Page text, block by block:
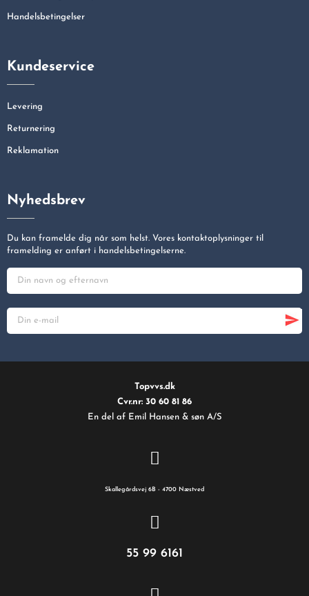
Handelsbetingelser
Kundeservice
Levering
Returnering
Reklamation
Nyhedsbrev
Du kan framelde dig når som helst. Vores kontaktoplysninger til
framelding er anført i handelsbetingelserne.
Topvvs.dk
Cvr.nr: 30 60 81 86
En del af Emil Hansen & søn A/S
Skallegårdsvej 6B - 4700 Næstved
55 99 6161